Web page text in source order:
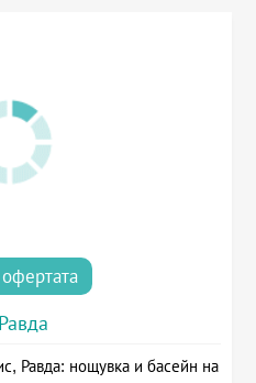
Равда
Равда: нощувка и басейн на